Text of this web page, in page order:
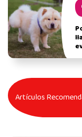
Artículos